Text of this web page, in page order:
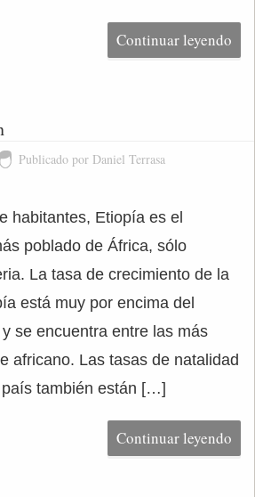
Continuar leyendo
Publicado por Daniel Terrasa
habitantes, Etiopía es el
poblado de África, sólo
La tasa de crecimiento de la
está muy por encima del
se encuentra entre las más
africano. Las tasas de natalidad
también están […]
Continuar leyendo